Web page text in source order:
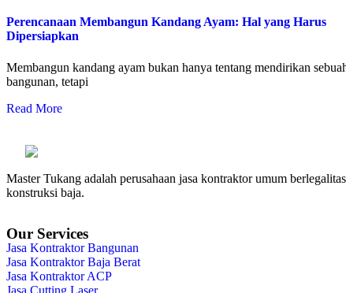
Perencanaan Membangun Kandang Ayam: Hal yang Harus
Dipersiapkan
Membangun kandang ayam bukan hanya tentang mendirikan
bangunan, tetapi
Read More
Master Tukang adalah perusahaan jasa kontraktor umum
konstruksi baja.
Our Services
Jasa Kontraktor Bangunan
Jasa Kontraktor Baja Berat
Jasa Kontraktor ACP
Jasa Cutting Laser